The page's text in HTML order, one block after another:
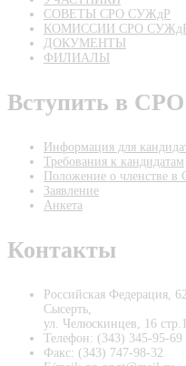
СОВЕТЫ СРО СУЖдР
КОМИССИИ СРО
ДОКУМЕНТЫ
ФИЛИАЛЫ
Вступить в СРО
Информация для
Требования к кандидатам
Положение о членстве
Заявление
Анкета
Контакты
Российская Федерация,
Сысерть,
ул. Челюскинцев, 16 стр.1
Телефон: (343) 345-95-69
Факс: (343) 747-98-32